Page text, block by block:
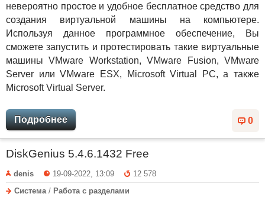
невероятно простое и удобное бесплатное средство для
создания виртуальной машины на компьютере.
Используя данное программное обеспечение, Вы
сможете запустить и протестировать такие виртуальные
машины VMware Workstation, VMware Fusion, VMware
Server или VMware ESX, Microsoft Virtual PC, а также
Microsoft Virtual Server.
0
Подробнее
DiskGenius 5.4.6.1432 Free
denis 19-09-2022, 13:09
12 578
Система/ Работа с разделами